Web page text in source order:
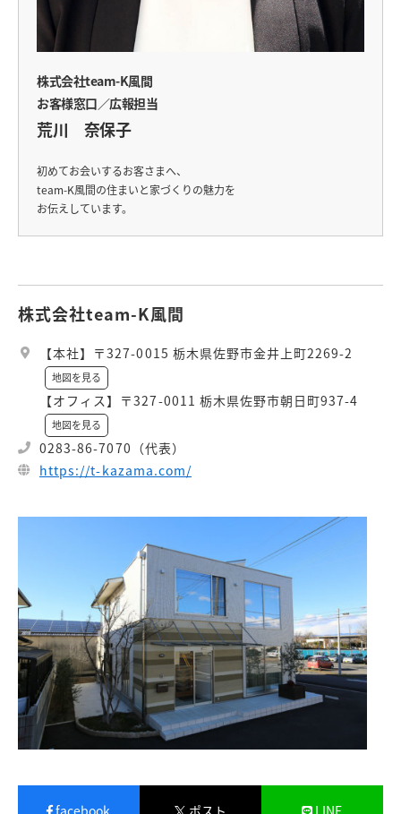
株式会社team-K風間
お客様窓口／広報担当
荒川 奈保子
初めてお会いするお客さまへ、
team-K風間の住まいと家づくりの魅力を
お伝えしています。
株式会社team-K風間
【本社】〒327-0015 栃木県佐野市金井上町2269-2
地図を見る
【オフィス】〒327-0011 栃木県佐野市朝日町937-4
地図を見る
0283-86-7070（代表）
https://t-kazama.com/